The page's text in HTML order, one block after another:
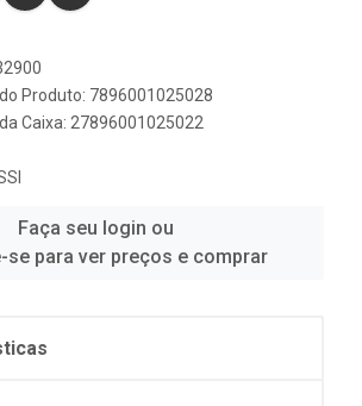
Produto: 7896001025028
Caixa: 27896001025022
Faça seu login ou
se para ver preços e comprar